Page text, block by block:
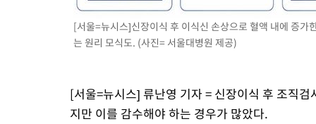
[서울=뉴시스]신장이식 후 이식신 손상으로 혈액 내에 증
는 원리 모식도. (사진= 서울대병원 제공)
[서울=뉴시스] 류난영 기자 = 신장이식 후 조직
지만 이를 감수해야 하는 경우가 많았다.